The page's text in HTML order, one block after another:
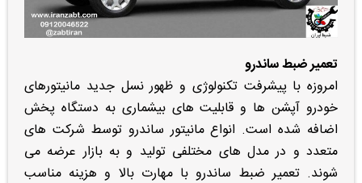
تعمیر ضبط ساندرو
امروزه با پیشرفت تکنولوژی و ظهور نسل جدید مانیتورهای
خودرو آپشن ها و قابلیت های بیشماری به دستگاه پخش
اضافه شده است. انواع مانیتور ساندرو توسط شرکت های
متعدد و در مدل های مختلفی تولید و به بازار عرضه می
شوند. تعمیر ضبط ساندرو با مهارت بالا و هزینه مناسب